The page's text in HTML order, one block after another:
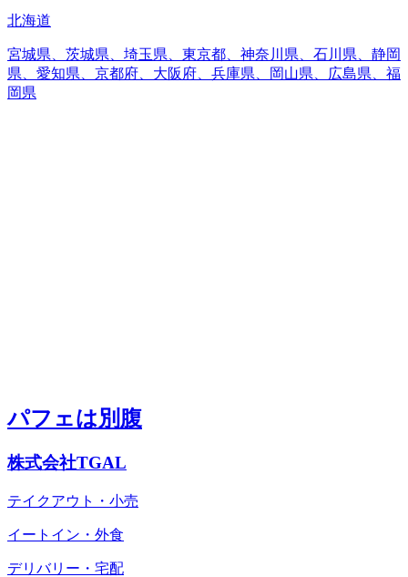
北海道
宮城県、茨城県、埼玉県、東京都、神奈川県、石川県、静岡
県、愛知県、京都府、大阪府、兵庫県、岡山県、広島県、福
岡県
パフェは別腹
株式会社TGAL
テイクアウト・小売
イートイン・外食
デリバリー・宅配